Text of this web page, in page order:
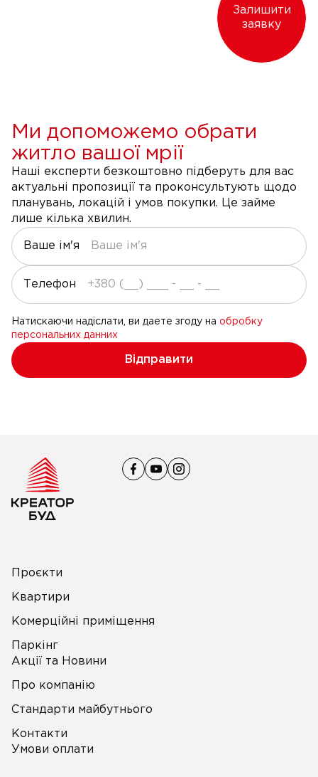
Залишити
заявку
Ми допоможемо обрати
житло вашої мрії
Наші експерти безкоштовно підберуть для вас
актуальні пропозиції та проконсультують щодо
планувань, локацій і умов покупки. Це займе
лише кілька хвилин.
Ваше ім'я
Телефон
Натискаючи надіслати, ви даете згоду на обробку
персональних данних
Відправити
Проєкти
Квартири
Комерційні приміщення
Паркінг
Акції та Новини
Про компанію
Стандарти майбутнього
Контакти
Умови оплати